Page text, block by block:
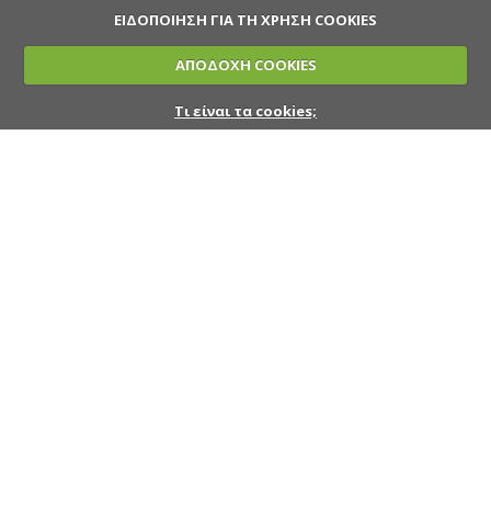
ΕΙΔΟΠΟΙΗΣΗ ΓΙΑ ΤΗ ΧΡΗΣΗ COOKIES
ΑΠΟΔΟΧΗ COOKIES
Τι είναι τα cookies;